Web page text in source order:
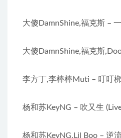
大傻DamnShine,福克斯 –
大傻DamnShine,福克斯
李方丁,李棒棒Muti – 叮叮
杨和苏KeyNG – 吹又生
杨和苏KeyNG,Lil Boo – 逆